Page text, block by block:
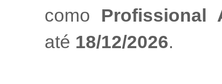
como Profissional
até 18/12/2026.